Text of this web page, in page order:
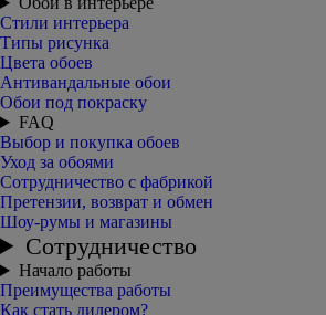
Стили интерьера
Типы рисунка
Цвета обоев
Антивандальные обои
Обои под покраску
FAQ
Выбор и покупка обоев
Уход за обоями
Сотрудничество с фабрикой
Претензии, возврат и обмен
Шоу-румы и магазины
Сотрудничество
Начало работы
Преимущества работы
Как стать дилером?